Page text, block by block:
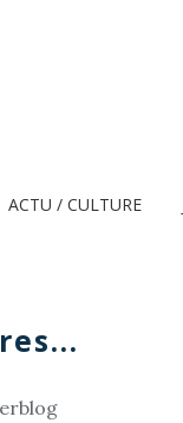
ACTU / CULTURE